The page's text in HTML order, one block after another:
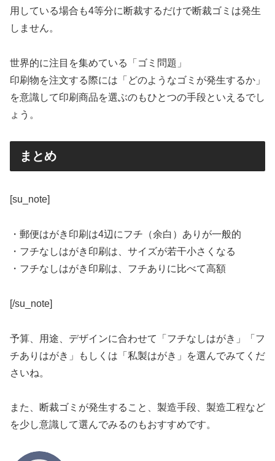
用している場合も4等分に断裁するだけで断裁ゴミは発生
しません。
世界的に注目を集めている「ゴミ問題」
印刷物を注文する際には「どのようなゴミが発生するか」
を意識して印刷商品を選ぶのもひとつの手段といえるでし
ょう。
まとめ
[su_note]
・郵便はがき印刷は4辺にフチ（余白）ありが一般的
・フチなしはがき印刷は、サイズが若干小さくなる
・フチなしはがき印刷は、フチありに比べて高額
[/su_note]
予算、用途、デザインに合わせて「フチなしはがき」「フ
チありはがき」もしくは「私製はがき」を選んでみてくだ
さいね。
また、断裁ゴミが発生すること、製造手段、製造工程など
を少し意識して選んでみるのもおすすめです。